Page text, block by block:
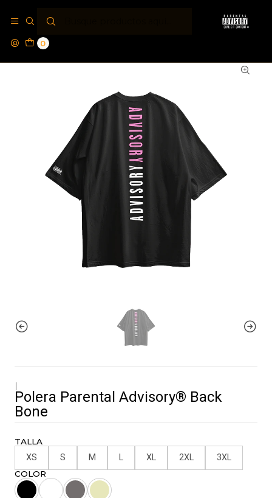
0
Polera Parental Advisory® Back Bone
|
Polera Parental Advisory® Back
Bone
TALLA
XS S M L XL 2XL 3XL
COLOR